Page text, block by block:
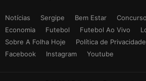
Notícias Sergipe Bem Estar
Economia
Futebol Futebol Ao Vivo
Sobre A Folha Hoje
Política de Privacidade
Facebook
Instagram Youtube